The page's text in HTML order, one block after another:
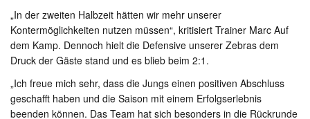
„In der zweiten Halbzeit hätten wir mehr unserer
Kontermöglichkeiten nutzen müssen“, kritisiert Trainer Marc Auf
dem Kamp. Dennoch hielt die Defensive unserer Zebras dem
Druck der Gäste stand und es blieb beim 2:1.
„Ich freue mich sehr, dass die Jungs einen positiven Abschluss
geschafft haben und die Saison mit einem Erfolgserlebnis
beenden können. Das Team hat sich besonders in die Rückrunde